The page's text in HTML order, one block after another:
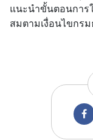
แนะนำขั้นตอนการ
สมตามเงื่อนไขกร